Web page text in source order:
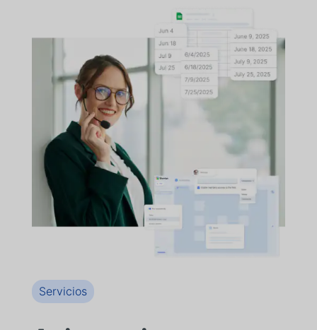
Servicios